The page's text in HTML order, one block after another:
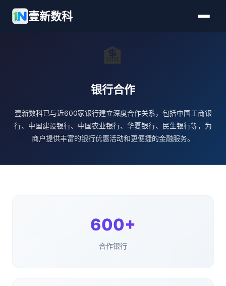
壹新数科
🏦
银行合作
壹新数科已与近600家银行建立深度合作关系，包括中国工商银
行、中国建设银行、中国农业银行、华夏银行、民生银行等，为
商户提供丰富的银行优惠活动和更便捷的金融服务。
600+
合作银行